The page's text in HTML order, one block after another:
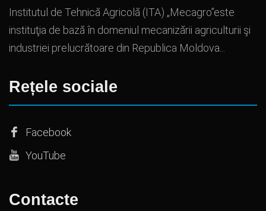
Institutul de Tehnică Agricolă (ITA) „Mecagro”este
instituţia de bază în domeniul mecanizării agriculturii şi
industriei prelucrătoare din Republica Moldova...
Rețele sociale
Facebook
YouTube
Contacte